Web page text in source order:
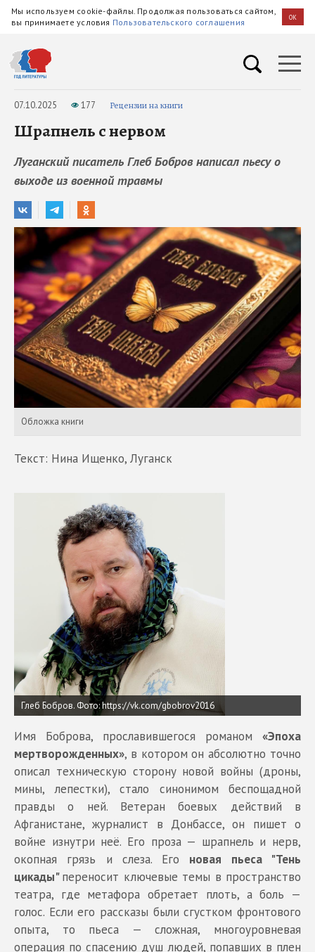
Мы используем cookie-файлы. Продолжая пользоваться сайтом,
вы принимаете условия Пользовательского соглашения OK
07.10.2025 177 Рецензии на книги
Шрапнель с нервом
Луганский писатель Глеб Бобров написал пьесу о
выходе из военной травмы
Обложка книги
Текст: Нина Ищенко, Луганск
Глеб Бобров. Фото: https://vk.com/gbobrov2016
Имя Боброва, прославившегося романом «Эпоха
мертворожденных», в котором он абсолютно точно
описал техническую сторону новой войны (дроны,
мины, лепестки), стало синонимом беспощадной
правды о ней. Ветеран боевых действий в
Афганистане, журналист в Донбассе, он пишет о
войне изнутри неё. Его проза — шрапнель и нерв,
окопная грязь и слеза. Его новая пьеса "Тень
цикады"переносит ключевые темы в пространство
театра, где метафора обретает плоть, а боль —
голос. Если его рассказы были сгустком фронтового
опыта, то пьеса — сложная, многоуровневая
операция по спасению душ людей, попавших в плен